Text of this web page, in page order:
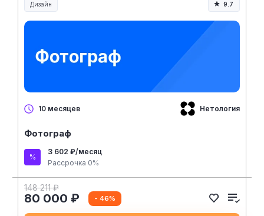
Дизайн 9.7
10 месяцев Нетология
Фотограф
3 602 ₽/месяц
Рассрочка 0%
148 211 ₽
80 000 ₽ - 46%